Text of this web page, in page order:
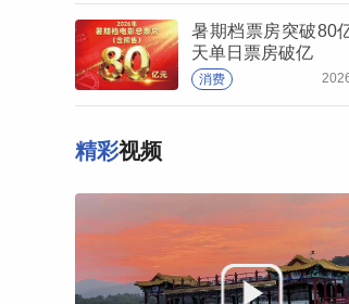
暑期档票房突破80
天单日票房破亿
消费
精彩视频